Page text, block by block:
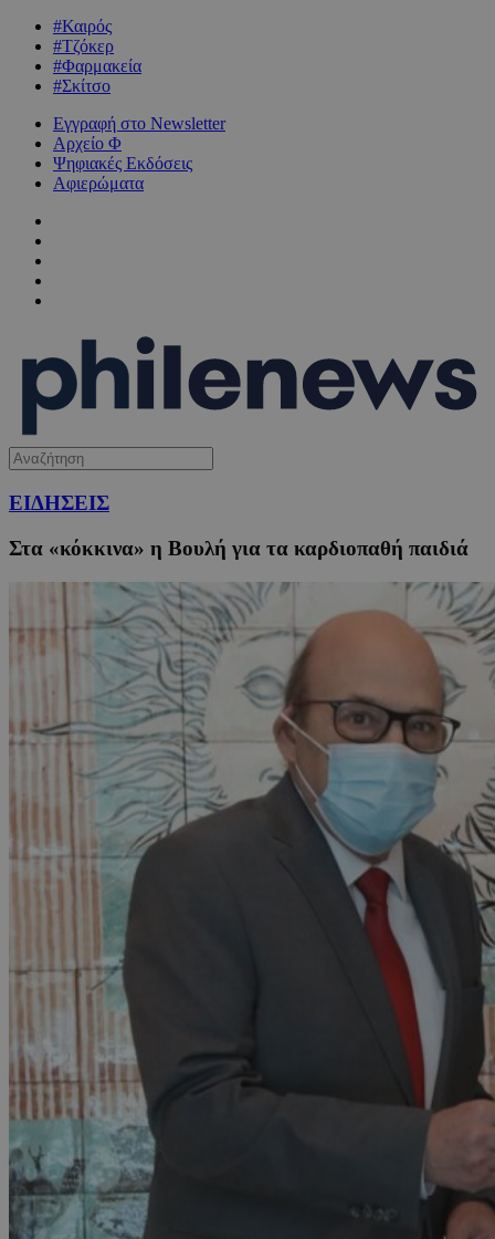
#Καιρός
#Τζόκερ
#Φαρμακεία
#Σκίτσο
Εγγραφή στο Newsletter
Αρχείο Φ
Ψηφιακές Εκδόσεις
Αφιερώματα
ΕΙΔΗΣΕΙΣ
Στα «κόκκινα» η Βουλή για τα καρδιοπαθή παιδιά